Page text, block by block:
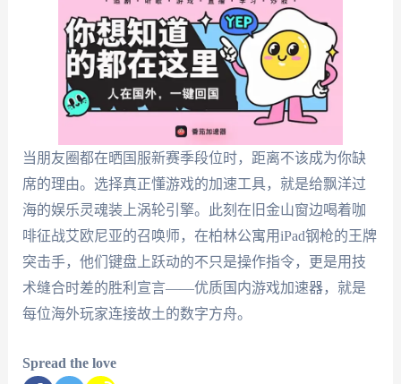
当朋友圈都在晒国服新赛季段位时，距离不该成为你缺
席的理由。选择真正懂游戏的加速工具，就是给飘洋过
海的娱乐灵魂装上涡轮引擎。此刻在旧金山窗边喝着咖
啡征战艾欧尼亚的召唤师，在柏林公寓用iPad钢枪的王牌
突击手，他们键盘上跃动的不只是操作指令，更是用技
术缝合时差的胜利宣言——优质国内游戏加速器，就是
每位海外玩家连接故土的数字方舟。
Spread the love